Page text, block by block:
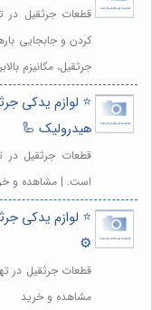
قطعات جرثقیل در
کردن و جابجایی
جرثقیل، مکانیزم
⭐️ لوازم یدکی
هیدرولیک 🦾
قطعات جرثقیل در
است. | مشاهده و
⭐️ لوازم یدکی
⚙️
قطعات جرثقیل در
مشاهده و خرید